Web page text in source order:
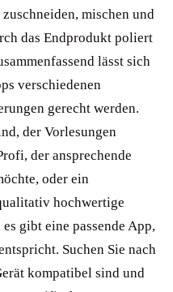
mischen und
das Endprodukt poliert
lässt sich
verschiedenen
gerecht werden.
der Vorlesungen
der ansprechende
oder ein
hochwertige
gibt eine passende App,
Suchen Sie nach
kompatibel sind und